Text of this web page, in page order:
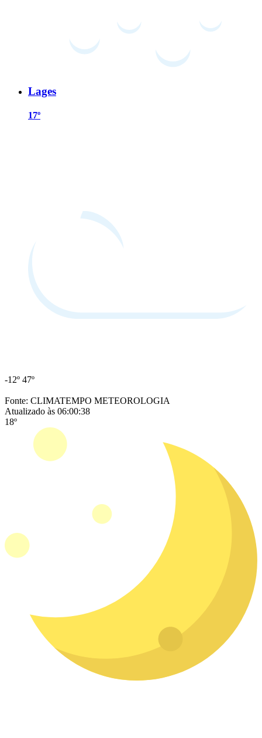
Lages
17º
-12º 47º
Fonte: CLIMATEMPO METEOROLOGIA
Atualizado às 06:00:38
18º